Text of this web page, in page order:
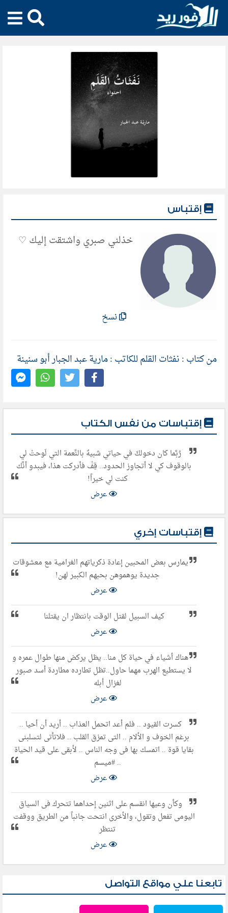
إقتباس
خذلني صبري واشتقت إليك ♡
نسخ
من كتاب : نفثات القلم للكاتب : مارية عبد الجبار أبو سنينة
إقتباسات من نفس الكتاب
رُبَّما كان دخولكَ في حياتي شبيهٌ بالنِّعمة التي لَوحتْ لي
بالوقوف كي لا أتجاوز الحدود.. قِفْ فأدركت هذا، فيبدو أنَّك
كنت لي خيراً!
عرض
إقتباسات إخري
يمارس بعض المحبين إعادة ذكرياتهم الغرامية مع معشوقات
جديدة يوهموهن بحبهم الكبير لهن!
عرض
كيف السبيل لقتل الوقت بانتظار ان يقتلنا
عرض
هناك أشياء في حياة كل منا.. يظل يركض منها طوال عمره و
لا يستطيع الهرب مهما حاول..تظل تطارده مطاردة أسد صبور
لغزال أبله
عرض
كسرت القيود .. فلم أعد اتحمل العذاب .. أريد أن أحيا ..
برغم الخوف و الألام .. التى تمزق القلب .. فلاتأتى لتسلبنى
بقايا قوة .. اتمسك بها فى وجه الناس .. لأبقى على قيد الحياة
.. #ميسم
عرض
وكأن وعيها انقسم على اثنين إحداهما تتحرك فى السياق
اليومى تفعل وتقول، والأخرى انتحت جانباً من الطريق ووقفت
تنتظر
عرض
تابعنا علي مواقع التواصل